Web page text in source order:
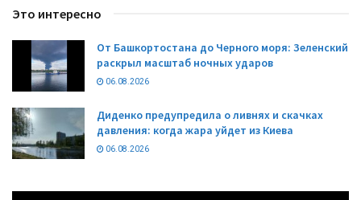
Это интересно
От Башкортостана до Черного моря: Зеленский
раскрыл масштаб ночных ударов
06.08.2026
Диденко предупредила о ливнях и скачках
давления: когда жара уйдет из Киева
06.08.2026